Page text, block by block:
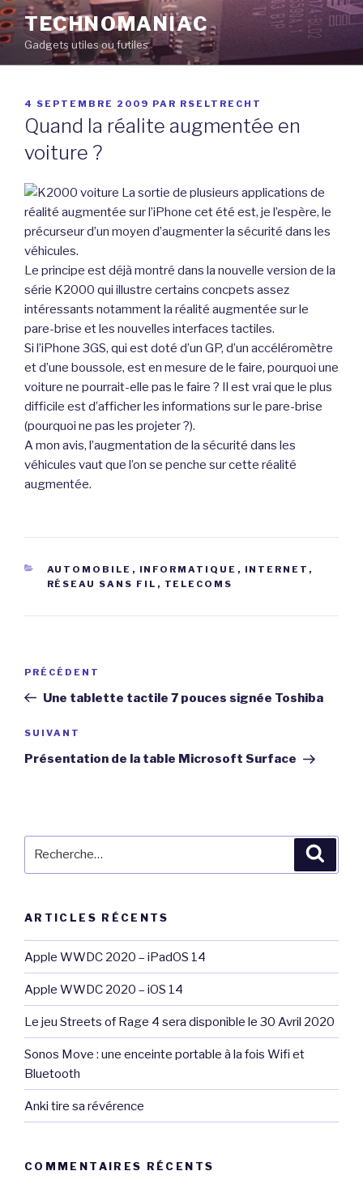
Aller
au
contenu
principal
TECHNOMANIAC
Gadgets utiles ou futiles
PUBLIÉ
LE
4 SEPTEMBRE 2009 PAR RSELTRECHT
Quand la réalite augmentée en
voiture ?
La sortie de plusieurs applications de
réalité augmentée sur l’iPhone cet été est, je l’espère, le
précurseur d’un moyen d’augmenter la sécurité dans les
véhicules.
Le principe est déjà montré dans la nouvelle version de la
série K2000 qui illustre certains concpets assez
intéressants notamment la réalité augmentée sur le
pare-brise et les nouvelles interfaces tactiles.
Si l’iPhone 3GS, qui est doté d’un GP, d’un accéléromètre
et d’une boussole, est en mesure de le faire, pourquoi une
voiture ne pourrait-elle pas le faire ? Il est vrai que le plus
difficile est d’afficher les informations sur le pare-brise
(pourquoi ne pas les projeter ?).
A mon avis, l’augmentation de la sécurité dans les
véhicules vaut que l’on se penche sur cette réalité
augmentée.
CATÉGORIES
AUTOMOBILE , INFORMATIQUE , INTERNET ,
RÉSEAU SANS FIL , TELECOMS
Navigation
l’article
Article
précédent
PRÉCÉDENT
Une tablette tactile 7 pouces signée Toshiba
Article
suivant
SUIVANT
Présentation de la table Microsoft Surface
ARTICLES RÉCENTS
Apple WWDC 2020 – iPadOS 14
Apple WWDC 2020 – iOS 14
Le jeu Streets of Rage 4 sera disponible le 30 Avril 2020
Sonos Move : une enceinte portable à la fois Wifi et
Bluetooth
Anki tire sa révérence
COMMENTAIRES RÉCENTS